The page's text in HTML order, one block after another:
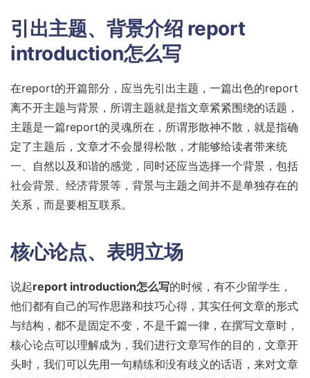
引出主题、背景介绍 report
introduction怎么写
在report的开篇部分，应当先引出主题，一篇出色的report
离不开主题与背景，所谓主题就是指文章紧紧围绕的话题，
主题是一篇report的灵魂所在，所谓形散神不散，就是指确
定了主题后，文章才不会显得松散，才能够给读者带来统
一、自然以及和谐的感觉，同时还应当选择一个背景，包括
社会背景、经济背景等，背景与主题之间并不是单独存在的
关系，而是要相互联系。
核心论点、表明立场
说起report introduction怎么写的时候，有不少留学生，
他们都有自己的写作思路和技巧心得，其实任何文章的形式
与结构，都不是固定不变，不是千篇一律，在撰写文章时，
核心论点可以理解成为，我们进行文章写作的目的，文章开
头时，我们可以先用一句精练和没有歧义的话语，来对文章